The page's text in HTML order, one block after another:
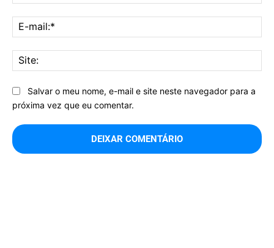
Salvar o meu nome, e-mail e site neste navegador para a
próxima vez que eu comentar.